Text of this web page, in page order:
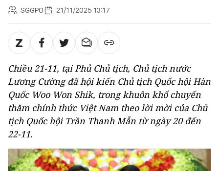
SGGPO 21/11/2025 13:17
Chiều 21-11, tại Phủ Chủ tịch, Chủ tịch nước
Lương Cường đã hội kiến Chủ tịch Quốc hội Hàn
Quốc Woo Won Shik, trong khuôn khổ chuyến
thăm chính thức Việt Nam theo lời mời của Chủ
tịch Quốc hội Trần Thanh Mẫn từ ngày 20 đến
22-11.